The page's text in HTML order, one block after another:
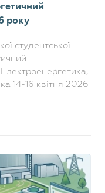
року
студентської
14-16 квітня 2026
закладу ..